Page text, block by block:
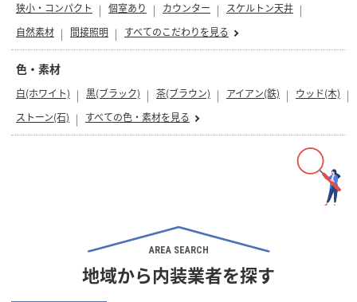
狭小・コンパクト 個室あり カウンター
スケルトン天井
自然素材
間接照明 すべてのこだわりを見る
色・素材
白(ホワイト) 黒(ブラック) 茶(ブラウン) アイアン(鉄)
ウッド(木)
ストーン(石)
すべての色・素材を見る
AREA SEARCH
地域から内装業者を探す